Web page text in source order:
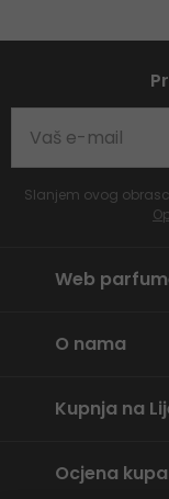
Slanjem ovog
Web
O nama
Kupnja na
Ocjena